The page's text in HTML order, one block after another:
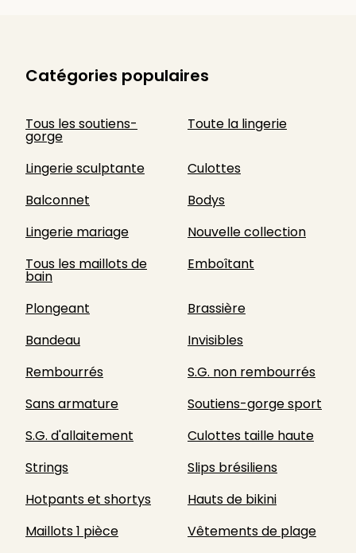
Catégories populaires
Tous les soutiens-
gorge
Toute la lingerie
Lingerie sculptante
Culottes
Balconnet
Bodys
Lingerie mariage
Nouvelle collection
Tous les maillots de
bain
Emboîtant
Plongeant
Brassière
Bandeau
Invisibles
Rembourrés
S.G. non rembourrés
Sans armature
Soutiens-gorge sport
S.G. d'allaitement
Culottes taille haute
Strings
Slips brésiliens
Hotpants et shortys
Hauts de bikini
Maillots 1 pièce
Vêtements de plage